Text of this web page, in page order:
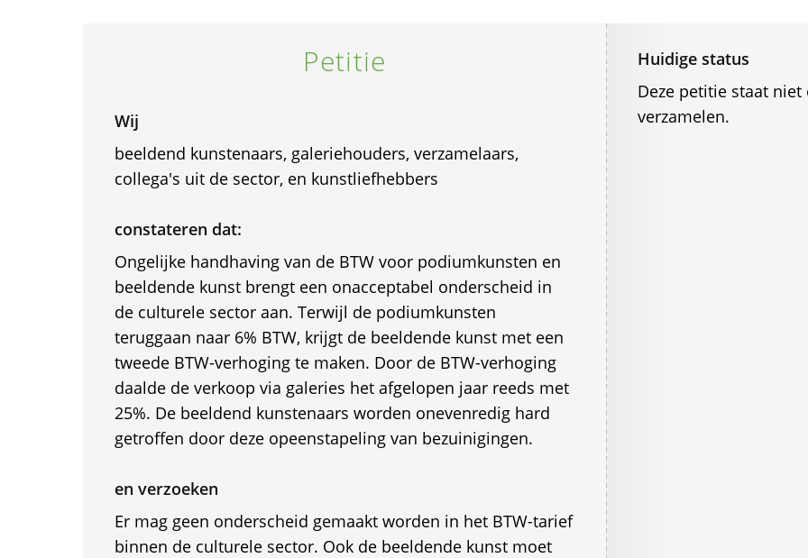
Petitie
Wij
beeldend kunstenaars, galeriehouders, verzamelaars,
collega's uit de sector, en kunstliefhebbers
constateren dat:
Ongelijke handhaving van de BTW voor podiumkunsten en
beeldende kunst brengt een onacceptabel onderscheid in
de culturele sector aan. Terwijl de podiumkunsten
teruggaan naar 6% BTW, krijgt de beeldende kunst met een
tweede BTW-verhoging te maken. Door de BTW-verhoging
daalde de verkoop via galeries het afgelopen jaar reeds met
25%. De beeldend kunstenaars worden onevenredig hard
getroffen door deze opeenstapeling van bezuinigingen.
en verzoeken
Er mag geen onderscheid gemaakt worden in het BTW-tarief
binnen de culturele sector. Ook de beeldende kunst moet
Huidige status
Deze petitie staat
verzamelen.